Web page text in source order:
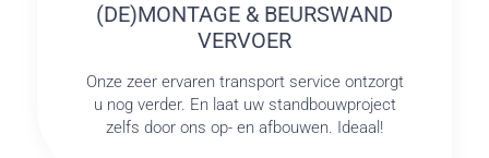
(DE)MONTAGE & BEURSWAND
VERVOER
Onze zeer ervaren transport service ontzorgt
u nog verder. En laat uw standbouwproject
zelfs door ons op- en afbouwen. Ideaal!